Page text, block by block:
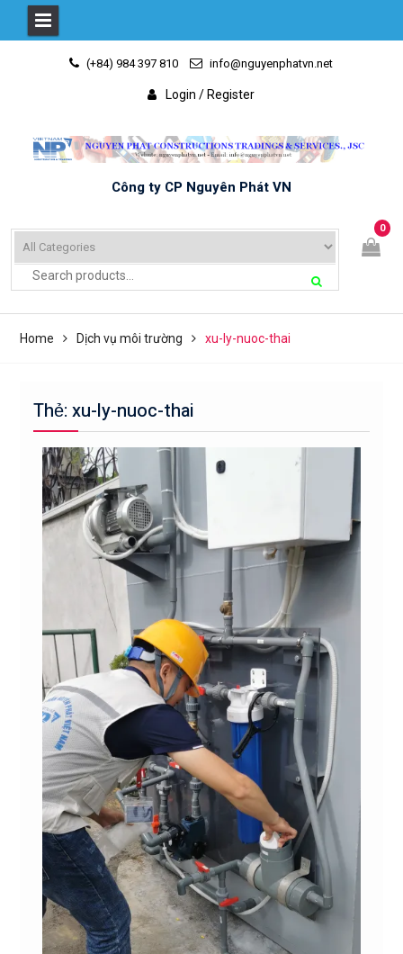
(+84) 984 397 810 info@nguyenphatvn.net
Login / Register
Công ty CP Nguyên Phát VN
0
Home Dịch vụ môi trường xu-ly-nuoc-thai
Thẻ: xu-ly-nuoc-thai